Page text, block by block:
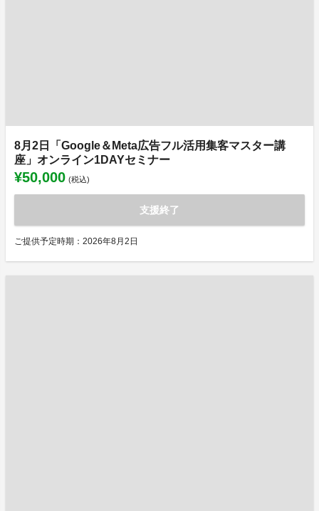
8月2日「Google＆Meta広告フル活用集客マスター講
座」オンライン1DAYセミナー
¥50,000 (税込)
支援終了
ご提供予定時期：2026年8月2日